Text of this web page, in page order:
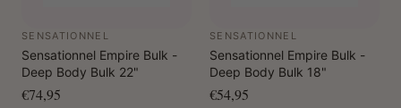
SENSATIONNEL
Sensationnel Empire Bulk -
Deep Body Bulk 22"
€74,95
SENSATIONNEL
Sensationnel Empire Bulk -
Deep Body Bulk 18"
€54,95